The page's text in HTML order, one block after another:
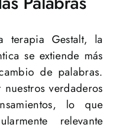
Gestalt, la
se extiende más
de palabras.
verdaderos
lo que
relevante